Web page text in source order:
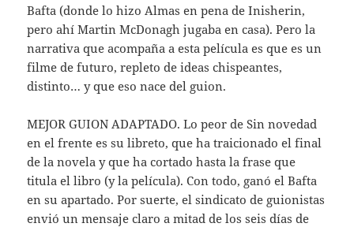
Bafta (donde lo hizo Almas en pena de Inisherin,
pero ahí Martin McDonagh jugaba en casa). Pero la
narrativa que acompaña a esta película es que es un
filme de futuro, repleto de ideas chispeantes,
distinto… y que eso nace del guion.
MEJOR GUION ADAPTADO. Lo peor de Sin novedad
en el frente es su libreto, que ha traicionado el final
de la novela y que ha cortado hasta la frase que
titula el libro (y la película). Con todo, ganó el Bafta
en su apartado. Por suerte, el sindicato de guionistas
envió un mensaje claro a mitad de los seis días de